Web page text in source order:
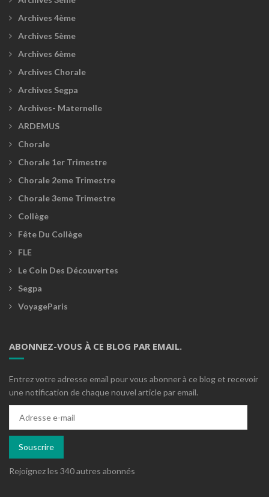
Archives 4ème
Archives 5ème
Archives 6ème
Archives Chorale
Archives Segpa
Archives- Maternelle
ARDEMUS
Chorale
Chorale 1er Trimestre
Chorale 2eme Trimestre
Chorale 3eme Trimestre
Collège
Fête Du Collège
FLE
Le Coin Des Découvertes
Segpa
VoyageParis
ABONNEZ-VOUS À CE BLOG PAR EMAIL.
Entrez votre adresse email pour vous abonner à ce blog et recevoir
une notification de chaque nouvel article par email.
mail
Souscrire
Rejoignez les 340 autres abonnés